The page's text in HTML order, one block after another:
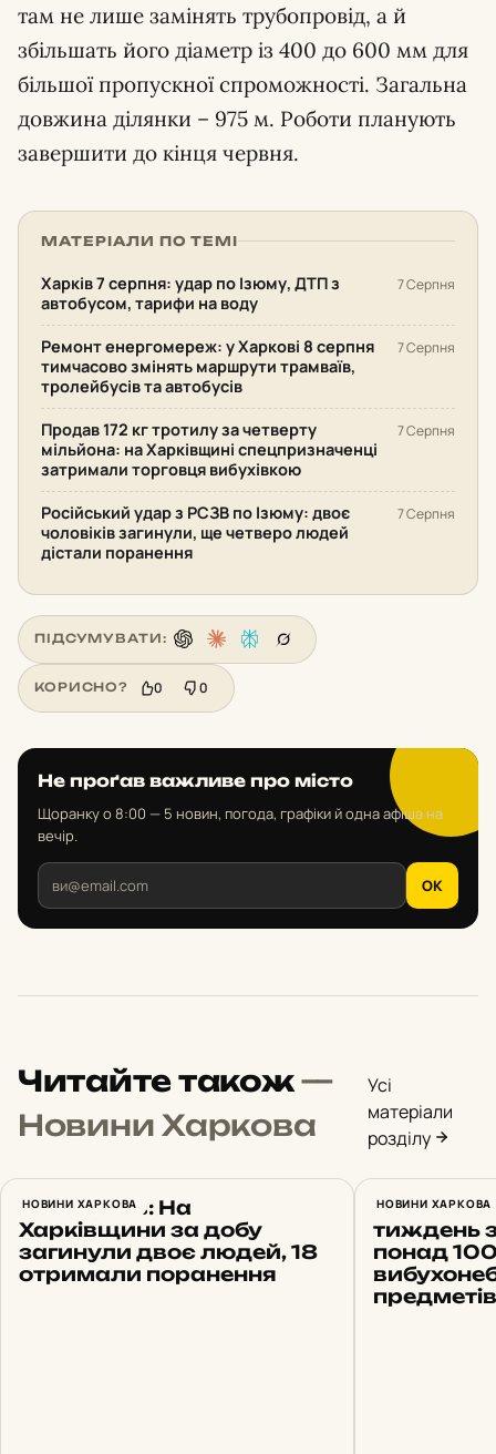
там не лише замінять трубопровід, а й
збільшать його діаметр із 400 до 600 мм для
більшої пропускної спроможності. Загальна
довжина ділянки – 975 м. Роботи планують
завершити до кінця червня.
МАТЕРІАЛИ ПО ТЕМІ
Харків 7 серпня: удар по Ізюму, ДТП з
автобусом, тарифи на воду
7 Серпня
Ремонт енергомереж: у Харкові 8 серпня
тимчасово змінять маршрути трамваїв,
тролейбусів та автобусів
7 Серпня
Продав 172 кг тротилу за четверту
мільйона: на Харківщині спецпризначенці
затримали торговця вибухівкою
7 Серпня
Російський удар з РСЗВ по Ізюму: двоє
чоловіків загинули, ще четверо людей
дістали поранення
7 Серпня
ПІДСУМУВАТИ:
КОРИСНО? 0 0
Не проґав важливе про місто
Щоранку о 8:00 — 5 новин, погода, графіки й одна афіша на
вечір.
OK
Читайте також—
Новини Харкова
Усі
матеріали
розділу
НОВИНИ ХАРКОВА
Синєгубов: На
Харківщини за добу
загинули двоє людей, 18
отримали поранення
НОВИНИ ХАРКОВА
На
тиждень
понад
предметів